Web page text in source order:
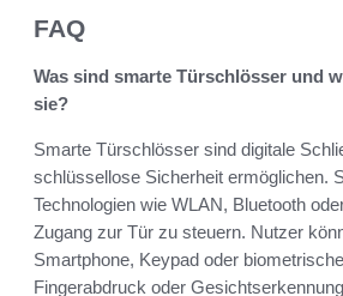
FAQ
Was sind smarte Türschlösser und
sie?
Smarte Türschlösser sind digitale
schlüssellose Sicherheit ermöglichen.
Technologien wie WLAN, Bluetooth
Zugang zur Tür zu steuern. Nutzer
Smartphone, Keypad oder
Fingerabdruck oder